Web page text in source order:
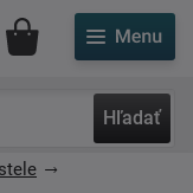
Hľadať
Môj účet